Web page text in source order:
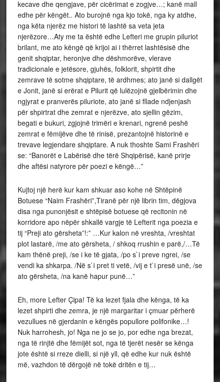
kecave dhe qengjave, për cicërimat e zogjve…; kanë mall
edhe për këngët.. Ato burojnë nga kjo tokë, nga ky atdhe,
nga këta njerëz me histori të lashtë sa veta jeta
njerëzore…Aty me ta është edhe Lefteri me grupin piluriot
brilant, me ato këngë që krijoi ai i thërret lashtësisë dhe
genit shqiptar, heronjve dhe dëshmorëve, vlerave
tradicionale e jetësore, gjuhës, folklorit, shpirtit dhe
zemrave të sotme shqiptare, të ardhmes; ato janë si dallgët
e Jonit, janë si erërat e Pilurit që lulëzojnë gjelbërimin dhe
ngjyrat e pranverës piluriote, ato janë si fllade ndjenjash
për shpirtrat dhe zemrat e njerëzve, ato sjellin gëzim,
begati e bukuri, zgjojnë trimëri e krenari, ngrenë peshë
zemrat e fëmijëve dhe të rinisë, prezantojnë historinë e
trevave legjendare shqiptare. A nuk thoshte Sami Frashëri
se: “Banorët e Labërisë dhe tërë Shqipërisë, kanë prirje
dhe aftësi natyrore për poezi e këngë…”
Kujtoj një herë kur kam shkuar aso kohe në Shtëpinë
Botuese “Naim Frashëri”,Tiranë për një librin tim, dëgjova
disa nga punonjësit e shtëpisë botuese që recitonin në
korridore apo nëpër shkallë vargje të Lefterit nga poezia e
tij “Preji ato gërsheta”!:” …Kur kalon në vreshta, /vreshtat
plot lastarë, /me ato gërsheta, / shkoq rrushin e parë,/…Të
kam thënë preji, /se i ke të gjata, /po s`i preve ngrei, /se
vendi ka shkarpa. /Në s`i pret ti vetë, /vij e t`i presë unë, /se
ato gërsheta, /na kanë hapur punë…”
Eh, more Lefter Çipa! Të ka lezet fjala dhe kënga, të ka
lezet shpirti dhe zemra, je një margaritar i çmuar përherë
vezullues në gjerdanin e këngës popullore polifonike…!
Nuk harrohesh, jo! Nga ne jo se jo, por edhe nga brezat,
nga të rinjtë dhe fëmijët sot, nga të tjerët nesër se kënga
jote është si rreze dielli, si një yll, që edhe kur nuk është
më, vazhdon të dërgojë në tokë dritën e tij…